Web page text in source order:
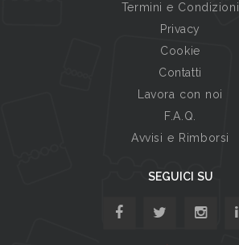
Termini e Condizioni
Privacy
Cookie
Contatti
Lavora con noi
F.A.Q.
Avvisi e Rimborsi
SEGUICI SU